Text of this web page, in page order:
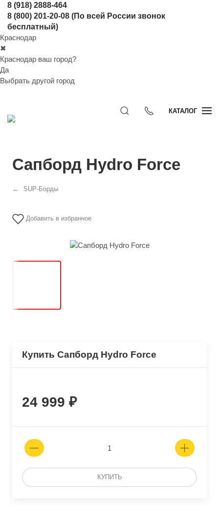
8 (918) 2888-464
8 (800) 201-20-08 (По всей России звонок
бесплатный)
Краснодар
✖
Краснодар ваш город?
Да
Выбрать другой город
КАТАЛОГ
Сапборд Hydro Force
SUP-Борды
Добавить в избранное
Купить Сапборд Hydro Force
24 999
КУПИТЬ